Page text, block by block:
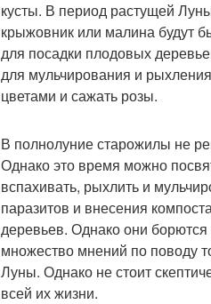
кусты. В период растущей
крыжовник или малина будут
для посадки плодовых
для мульчирования и
цветами и сажать розы.
В полнолуние старожилы не
Однако это время можно
вспахивать, рыхлить и
паразитов и внесения
деревьев. Однако они
множество мнений по поводу
Луны. Однако не стоит
всей их жизни.